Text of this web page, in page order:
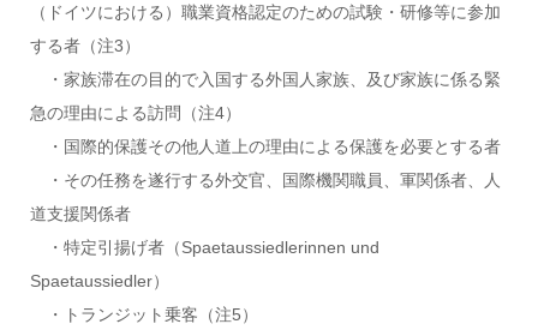
（ドイツにおける）職業資格認定のための試験・研修等に参加
する者（注3）
・家族滞在の目的で入国する外国人家族、及び家族に係る緊
急の理由による訪問（注4）
・国際的保護その他人道上の理由による保護を必要とする者
・その任務を遂行する外交官、国際機関職員、軍関係者、人
道支援関係者
・特定引揚げ者（Spaetaussiedlerinnen und
Spaetaussiedler）
・トランジット乗客（注5）